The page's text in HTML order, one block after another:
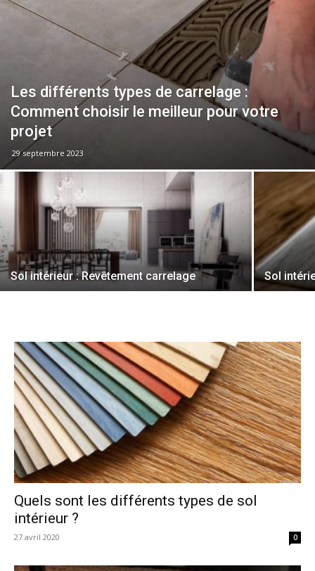
Les différents types de carrelage :
Comment choisir le meilleur pour votre
projet
29 septembre 2023
Sol intérieur : Revêtement carrelage Sol
Quels sont les différents types de sol
intérieur ?
27 avril 2020 0